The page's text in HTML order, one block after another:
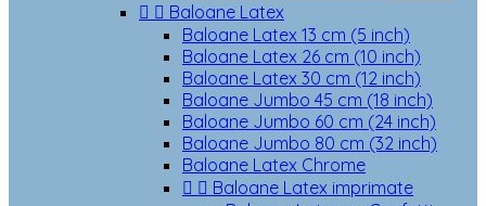
  Baloane Latex
Baloane Latex 13 cm (5 inch)
Baloane Latex 26 cm (10 inch)
Baloane Latex 30 cm (12 inch)
Baloane Jumbo 45 cm (18 inch)
Baloane Jumbo 60 cm (24 inch)
Baloane Jumbo 80 cm (32 inch)
Baloane Latex Chrome
  Baloane Latex imprimate